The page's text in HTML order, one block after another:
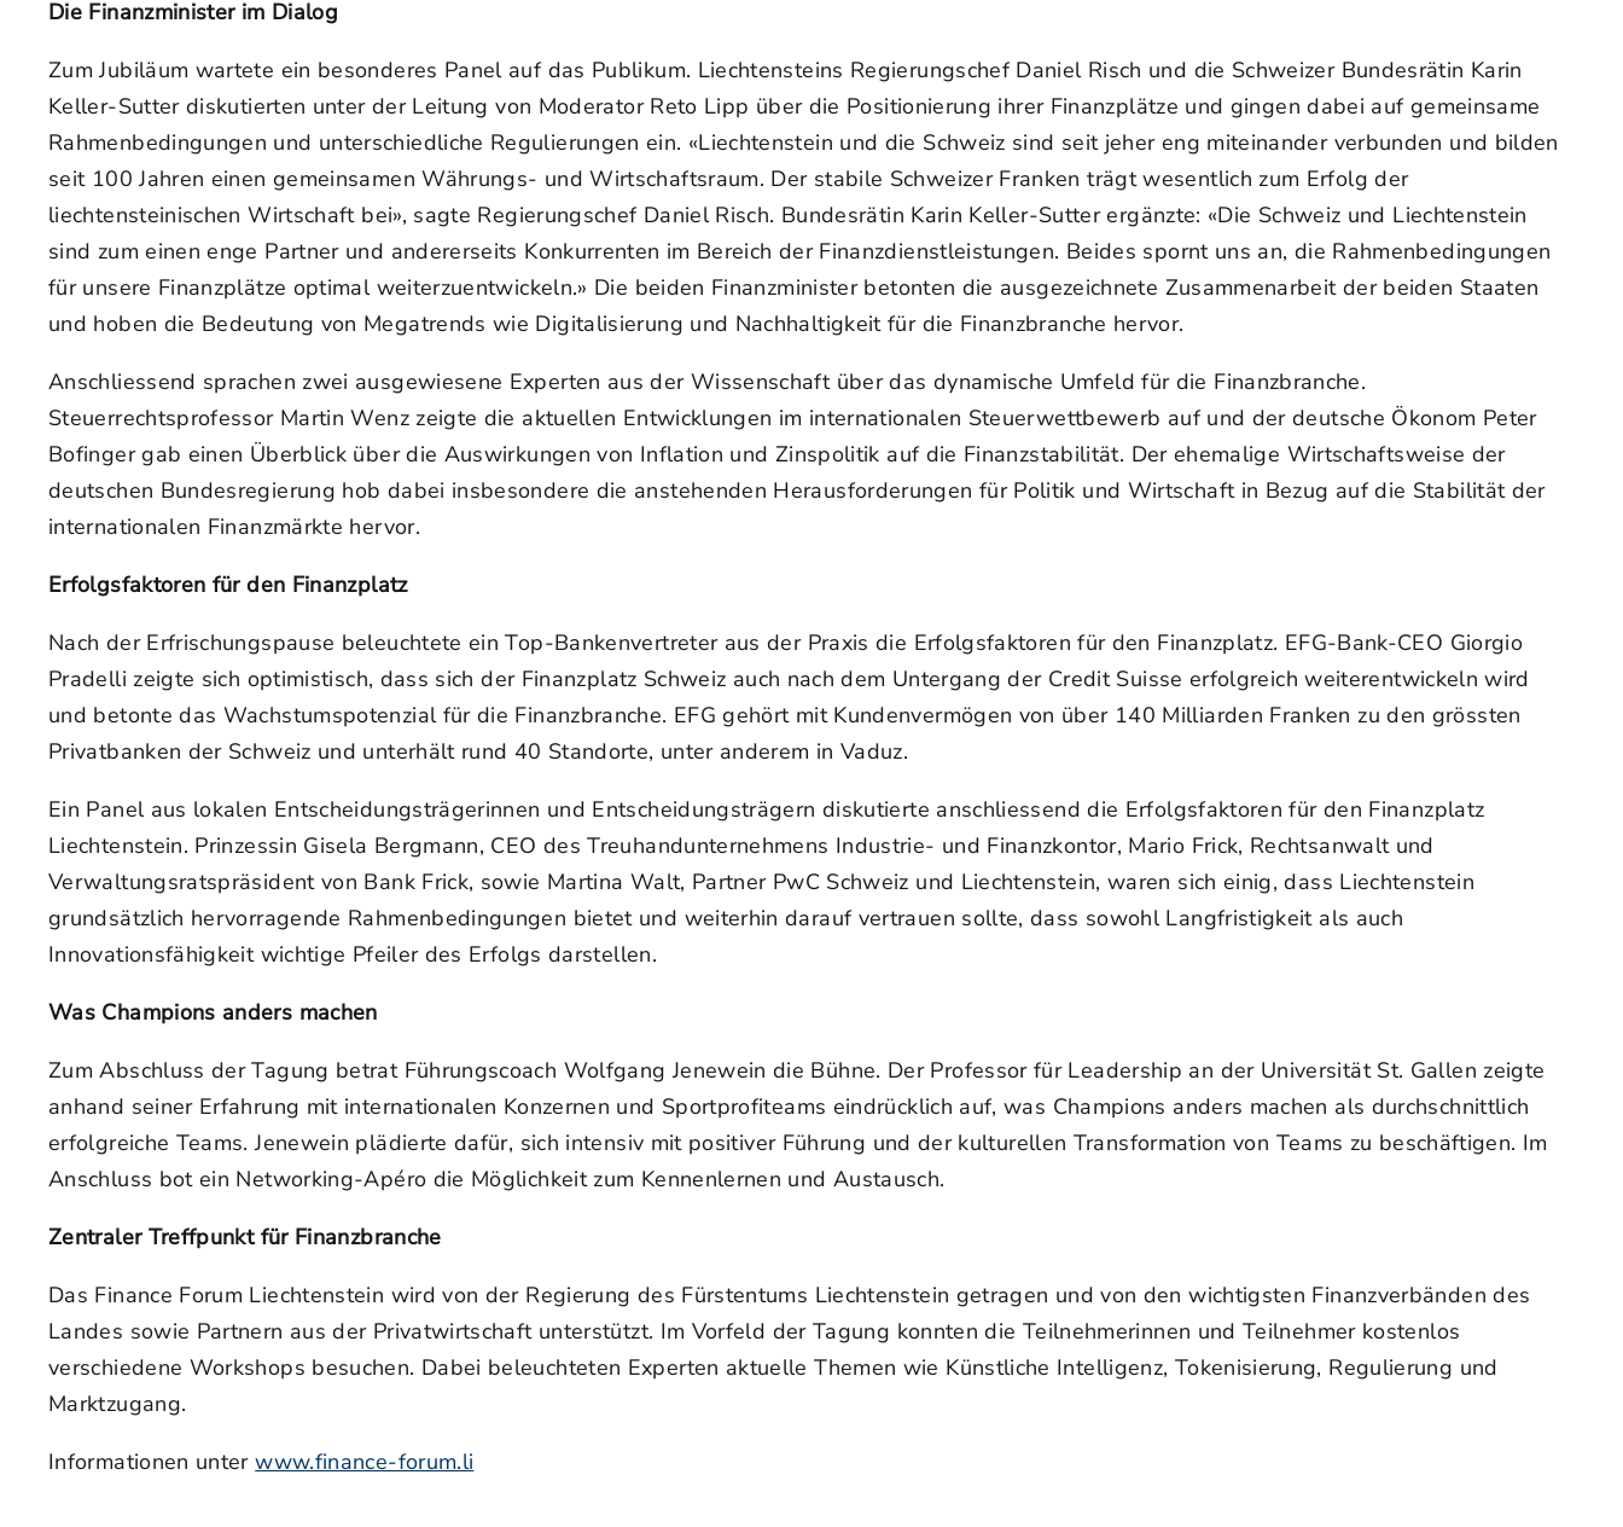
Die Finanzminister im Dialog
Zum Jubiläum wartete ein besonderes Panel auf das Publikum. Liechtensteins Regierungschef Daniel Risch und die Schweizer Bundesrätin Karin
Keller-Sutter diskutierten unter der Leitung von Moderator Reto Lipp über die Positionierung ihrer Finanzplätze und gingen dabei auf gemeinsame
Rahmenbedingungen und unterschiedliche Regulierungen ein. «Liechtenstein und die Schweiz sind seit jeher eng miteinander verbunden und bilden
seit 100 Jahren einen gemeinsamen Währungs- und Wirtschaftsraum. Der stabile Schweizer Franken trägt wesentlich zum Erfolg der
liechtensteinischen Wirtschaft bei», sagte Regierungschef Daniel Risch. Bundesrätin Karin Keller-Sutter ergänzte: «Die Schweiz und Liechtenstein
sind zum einen enge Partner und andererseits Konkurrenten im Bereich der Finanzdienstleistungen. Beides spornt uns an, die Rahmenbedingungen
für unsere Finanzplätze optimal weiterzuentwickeln.» Die beiden Finanzminister betonten die ausgezeichnete Zusammenarbeit der beiden Staaten
und hoben die Bedeutung von Megatrends wie Digitalisierung und Nachhaltigkeit für die Finanzbranche hervor.
Anschliessend sprachen zwei ausgewiesene Experten aus der Wissenschaft über das dynamische Umfeld für die Finanzbranche.
Steuerrechtsprofessor Martin Wenz zeigte die aktuellen Entwicklungen im internationalen Steuerwettbewerb auf und der deutsche Ökonom Peter
Bofinger gab einen Überblick über die Auswirkungen von Inflation und Zinspolitik auf die Finanzstabilität. Der ehemalige Wirtschaftsweise der
deutschen Bundesregierung hob dabei insbesondere die anstehenden Herausforderungen für Politik und Wirtschaft in Bezug auf die Stabilität der
internationalen Finanzmärkte hervor.
Erfolgsfaktoren für den Finanzplatz
Nach der Erfrischungspause beleuchtete ein Top-Bankenvertreter aus der Praxis die Erfolgsfaktoren für den Finanzplatz. EFG-Bank-CEO Giorgio
Pradelli zeigte sich optimistisch, dass sich der Finanzplatz Schweiz auch nach dem Untergang der Credit Suisse erfolgreich weiterentwickeln wird
und betonte das Wachstumspotenzial für die Finanzbranche. EFG gehört mit Kundenvermögen von über 140 Milliarden Franken zu den grössten
Privatbanken der Schweiz und unterhält rund 40 Standorte, unter anderem in Vaduz.
Ein Panel aus lokalen Entscheidungsträgerinnen und Entscheidungsträgern diskutierte anschliessend die Erfolgsfaktoren für den Finanzplatz
Liechtenstein. Prinzessin Gisela Bergmann, CEO des Treuhandunternehmens Industrie- und Finanzkontor, Mario Frick, Rechtsanwalt und
Verwaltungsratspräsident von Bank Frick, sowie Martina Walt, Partner PwC Schweiz und Liechtenstein, waren sich einig, dass Liechtenstein
grundsätzlich hervorragende Rahmenbedingungen bietet und weiterhin darauf vertrauen sollte, dass sowohl Langfristigkeit als auch
Innovationsfähigkeit wichtige Pfeiler des Erfolgs darstellen.
Was Champions anders machen
Zum Abschluss der Tagung betrat Führungscoach Wolfgang Jenewein die Bühne. Der Professor für Leadership an der Universität St. Gallen zeigte
anhand seiner Erfahrung mit internationalen Konzernen und Sportprofiteams eindrücklich auf, was Champions anders machen als durchschnittlich
erfolgreiche Teams. Jenewein plädierte dafür, sich intensiv mit positiver Führung und der kulturellen Transformation von Teams zu beschäftigen. Im
Anschluss bot ein Networking-Apéro die Möglichkeit zum Kennenlernen und Austausch.
Zentraler Treffpunkt für Finanzbranche
Das Finance Forum Liechtenstein wird von der Regierung des Fürstentums Liechtenstein getragen und von den wichtigsten Finanzverbänden des
Landes sowie Partnern aus der Privatwirtschaft unterstützt. Im Vorfeld der Tagung konnten die Teilnehmerinnen und Teilnehmer kostenlos
verschiedene Workshops besuchen. Dabei beleuchteten Experten aktuelle Themen wie Künstliche Intelligenz, Tokenisierung, Regulierung und
Marktzugang.
Informationen unterwww.finance-forum.li